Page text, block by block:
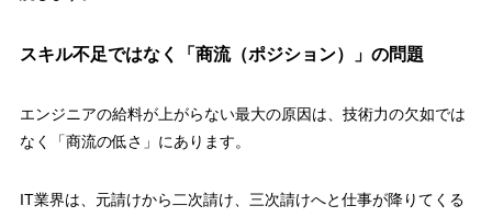
スキル不足ではなく「商流（ポジション）」の問題
エンジニアの給料が上がらない最大の原因は、技術力の欠如では
なく「商流の低さ」にあります。
IT業界は、元請けから二次請け、三次請けへと仕事が降りてくる